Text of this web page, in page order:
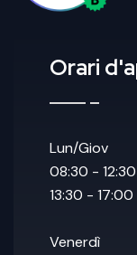
Orari
Lun/Giov
08:30 - 12:30
13:30 - 17:00
Venerdì